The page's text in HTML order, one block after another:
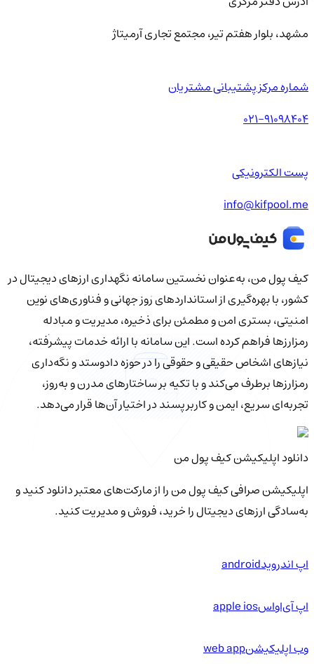
مشهد، بلوار هفتم تیر، مجتمع تجاری آرمیتاژ
شماره مرکز پشتیبانی مشتریان
021-91098404
پست الکترونیکی
info@kifpool.me
کیف‌ پول من، به‌عنوان نخستین سامانه نگهداری ارزهای دیجیتال در
کشور، با بهره‌گیری از استانداردهای روز جهانی و فناوری‌های نوین
امنیتی، بستری امن و مطمئن برای ذخیره، مدیریت و مبادله
رمزارزها فراهم کرده است. این سامانه با ارائه خدمات پیشرفته،
نیازهای اشخاص حقیقی و حقوقی را در حوزه دادوستد و نگه‌داری
رمزارزها برطرف می‌کند و با تکیه بر ساختارهای مدرن و به‌روز،
تجربه‌ای سریع، ایمن و کاربرپسند در اختیار آن‌ها قرار می‌دهد.
دانلود اپلیکیشن کیف‌ پول من
اپلیکیشن صرافی کیف پول من را از مارکت‌های معتبر دانلود کنید و
به‌سادگی ارزهای دیجیتال را خرید، فروش و مدیریت کنید.
اپ اندرویدandroid
اپ آی‌او‌اسapple ios
وب اپلیکیشنweb app